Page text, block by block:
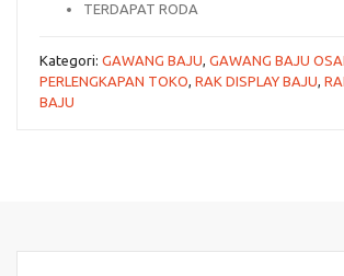
TERDAPAT RODA
Kategori: GAWANG BAJU, GAWANG BAJU
PERLENGKAPAN TOKO, RAK DISPLAY BAJU,
BAJU